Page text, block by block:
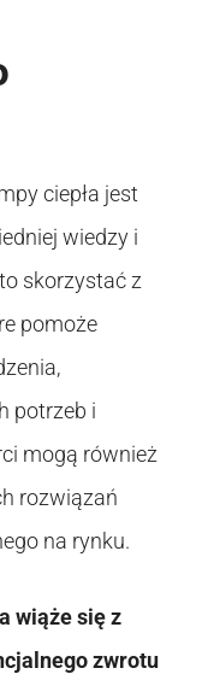
ciepła jest
wiedzy i
skorzystać z
pomoże
potrzeb i
mogą również
rozwiązań
na rynku.
wiąże się z
zwrotu